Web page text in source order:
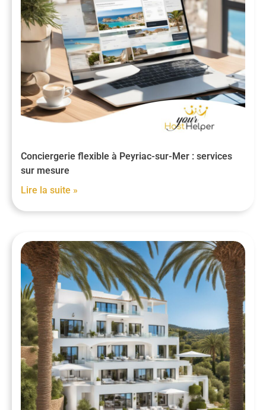
Conciergerie flexible à Peyriac-sur-Mer : services
sur mesure
Lire la suite »